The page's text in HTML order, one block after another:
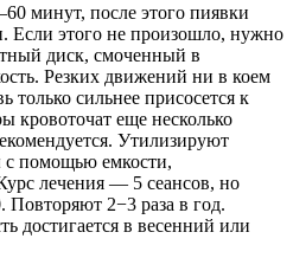
минут, после этого пиявки
Если этого не произошло, нужно
диск, смоченный в
Резких движений ни в коем
только сильнее присосется к
кровоточат еще несколько
Утилизируют
помощью емкости,
лечения — 5 сеансов, но
2−3 раза в год.
достигается в весенний или